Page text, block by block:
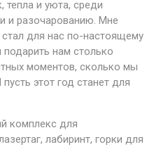
тепла и уюта, среди
и разочарованию. Мне
стал для нас по-настоящему
нам столько
моментов, сколько мы
этот год станет для
комплекс для
лабиринт, горки для